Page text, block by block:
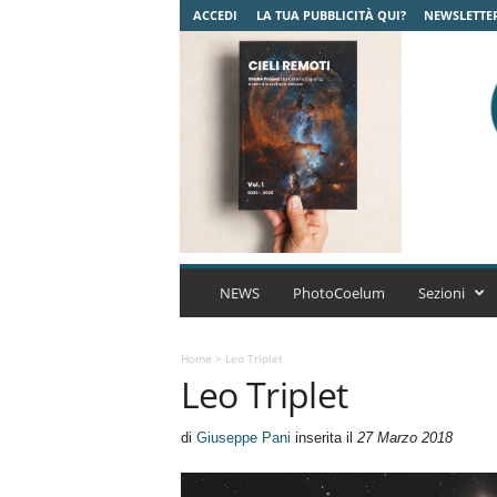
ACCEDI LA TUA PUBBLICITÀ QUI?
C
r
NEWS PhotoCoelum Sezioni
Home > Leo Triplet
Leo Triplet
di Giuseppe Pani inserita il 27 Marzo 2018